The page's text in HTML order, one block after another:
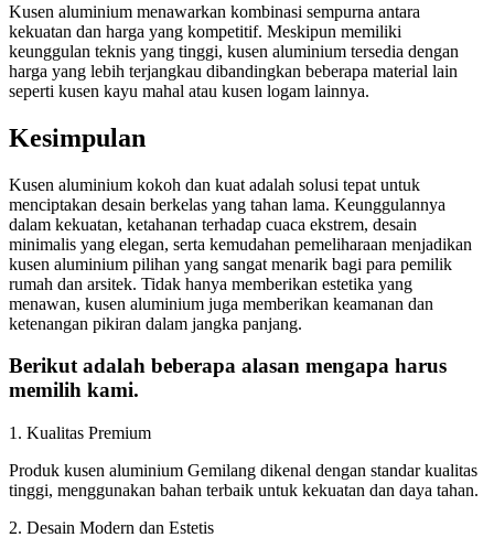
Kusen aluminium menawarkan kombinasi sempurna antara
kekuatan dan harga yang kompetitif. Meskipun memiliki
keunggulan teknis yang tinggi, kusen aluminium tersedia dengan
harga yang lebih terjangkau dibandingkan beberapa material lain
seperti kusen kayu mahal atau kusen logam lainnya.
Kesimpulan
Kusen aluminium kokoh dan kuat adalah solusi tepat untuk
menciptakan desain berkelas yang tahan lama. Keunggulannya
dalam kekuatan, ketahanan terhadap cuaca ekstrem, desain
minimalis yang elegan, serta kemudahan pemeliharaan menjadikan
kusen aluminium pilihan yang sangat menarik bagi para pemilik
rumah dan arsitek. Tidak hanya memberikan estetika yang
menawan, kusen aluminium juga memberikan keamanan dan
ketenangan pikiran dalam jangka panjang.
Berikut adalah beberapa alasan mengapa harus
memilih kami.
1. Kualitas Premium
Produk kusen aluminium Gemilang dikenal dengan standar kualitas
tinggi, menggunakan bahan terbaik untuk kekuatan dan daya tahan.
2. Desain Modern dan Estetis